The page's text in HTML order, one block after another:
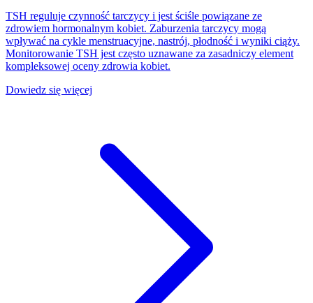
TSH reguluje czynność tarczycy i jest ściśle powiązane ze
zdrowiem hormonalnym kobiet. Zaburzenia tarczycy mogą
wpływać na cykle menstruacyjne, nastrój, płodność i wyniki ciąży.
Monitorowanie TSH jest często uznawane za zasadniczy element
kompleksowej oceny zdrowia kobiet.
Dowiedz się więcej